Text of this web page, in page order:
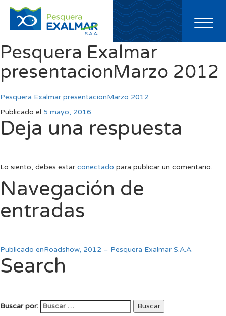
Toggle
Pesquera Exalmar
presentacionMarzo 2012
Pesquera Exalmar presentacionMarzo 2012
Publicado el 5 mayo, 2016
Deja una respuesta
Lo siento, debes estar conectado para publicar un comentario.
Navegación de
entradas
Publicado enRoadshow, 2012 – Pesquera Exalmar S.A.A.
Search
Buscar por: Buscar